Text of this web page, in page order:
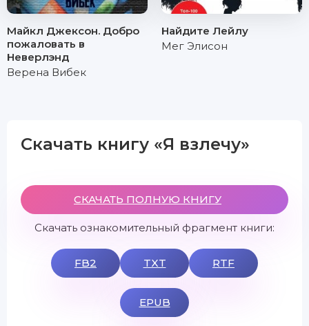
Майкл Джексон. Добро
пожаловать в
Неверлэнд
Верена Вибек
Найдите Лейлу
Мег Элисон
Скачать книгу «Я взлечу»
СКАЧАТЬ ПОЛНУЮ КНИГУ
Скачать ознакомительный фрагмент книги:
FB2 TXT RTF
EPUB